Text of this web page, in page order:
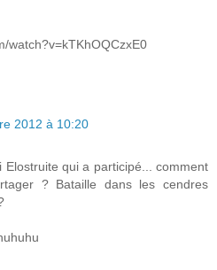
watch?v=kTKhOQCzxE0
2012 à 10:20
Elostruite qui a participé... comment
? Bataille dans les cendres